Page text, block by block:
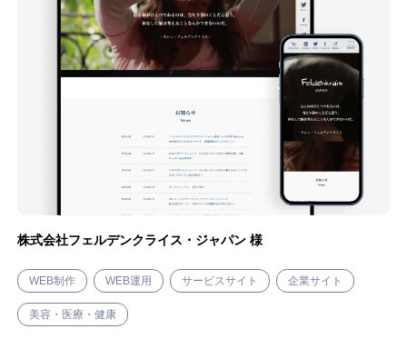
株式会社フェルデンクライス・ジャパン 様
WEB制作 WEB運用 サービスサイト 企業サイト
美容・医療・健康